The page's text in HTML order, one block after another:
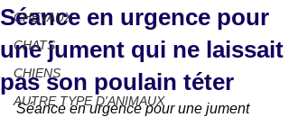
CHEVAUX
CHATS
CHIENS
AUTRE TYPE D'ANIMAUX
Séance en urgence pour
une jument qui ne laissait
pas son poulain téter
Séance en urgence pour une jument